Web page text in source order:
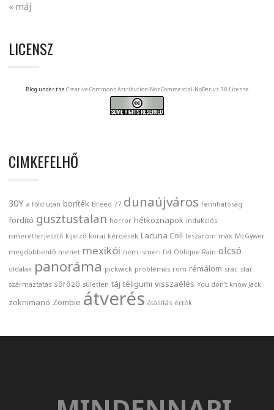
« máj
LICENSZ
Blog under the Creative Commons Attribution-NonCommercial-NoDerivs 3.0 License
CIMKEFELHŐ
30Y a főld után boríték Breed 77 dunaújváros fennhatóság
fordító gusztustalan horror hétköznapok indukciós
ismeretterjesztő kijelző korai kérdések Lacuna Coil leszarom max McGywer
megdöbbentő menet mexikói nem ismeri fel Oblique Rain olcsó
oldalak panoráma pickwick problémás rom rémálom srác star
származtatás söröző sületlen táj téligumi visszaélés You don't know Jack
zoknimanó Zombie átverés átállítás érték